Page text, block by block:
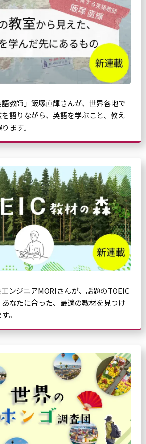
語教師」飯塚直輝さんが、世界各地で
語りながら、英語を学ぶこと、教え
ます。
ンジニアMORIさんが、話題のTOEIC
なたに合った、最適の教材を見つけ
。